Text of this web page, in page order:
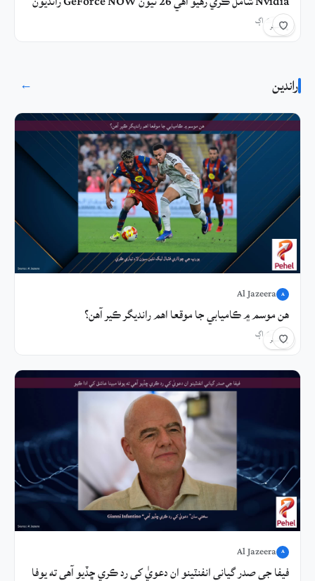
7 ڪلاڪ اڳ شيئر
راندين →
A
Al Jazeera
هن موسم ۾ ڪاميابي جا موقعا اهم رانديگر ڪير آهن؟
1 ڪلاڪ اڳ شيئر
A
Al Jazeera
فيفا جي صدر گياني انفنٽينو ان دعويٰ کي رد ڪري ڇڏيو آهي ته يوفا